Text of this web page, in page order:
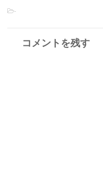
-
コメントを残す